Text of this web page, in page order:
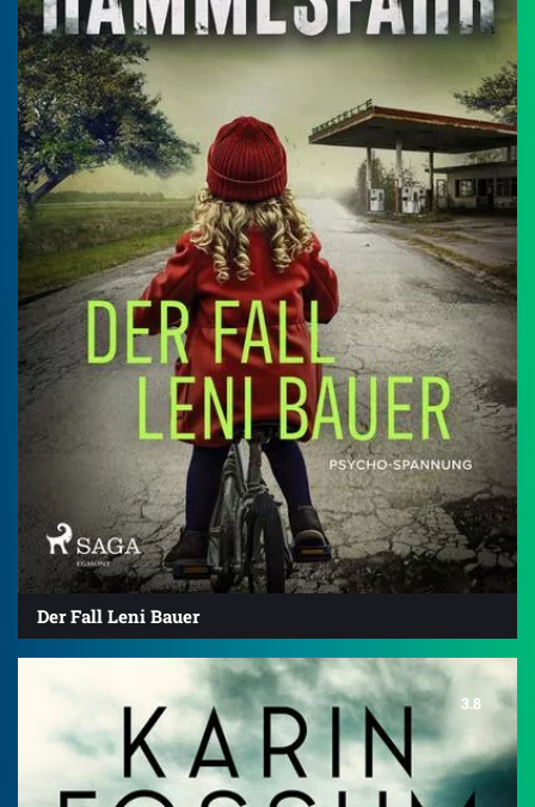
Der Fall Leni Bauer
3.8